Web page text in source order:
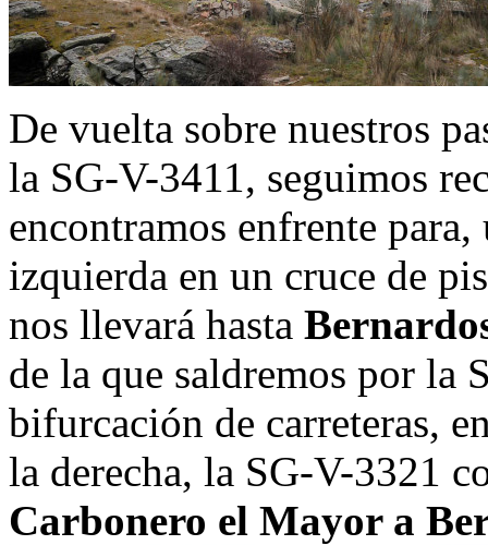
De vuelta sobre nuestros
la SG-V-3411, seguimos
encontramos enfrente
izquierda en un cruce de
nos llevará hasta
de la que saldremos por la
bifurcación de carreteras,
la derecha, la SG-V-3321
Carbonero el Mayor a